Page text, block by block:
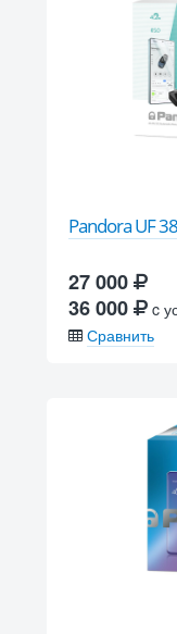
Pandora UF
27 000
36 000
c
Сравнить